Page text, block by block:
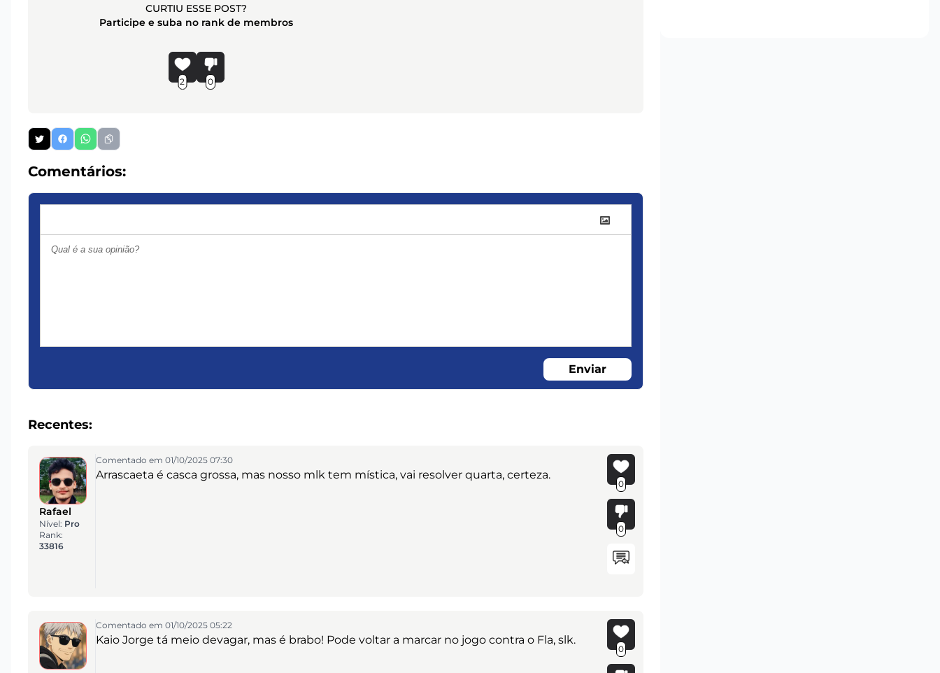
CURTIU ESSE POST?
Participe e suba no rank de membros
2 0
Comentários:
Enviar
Recentes:
Rafael
Nível: Pro
Rank:
33816
Comentado em 01/10/2025 07:30
Arrascaeta é casca grossa, mas nosso mlk tem mística, vai resolver quarta, certeza.
0
0
Comentado em 01/10/2025 05:22
Kaio Jorge tá meio devagar, mas é brabo! Pode voltar a marcar no jogo contra o Fla, slk.
0